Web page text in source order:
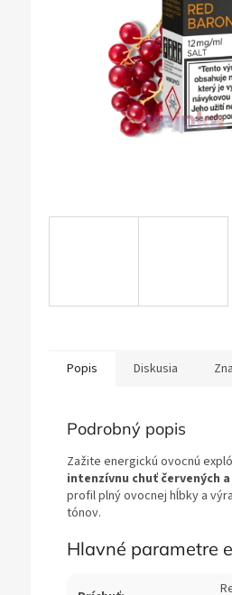
Popis Diskusia
Podrobný popis
Zažite energickú ovocnú
intenzívnu chuť červených
profil plný ovocnej hĺbky a
tónov.
Hlavné parametre